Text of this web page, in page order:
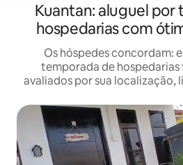
Kuantan: aluguel
hospedarias com
Os hóspedes concordam:
temporada de
avaliados por sua localização,